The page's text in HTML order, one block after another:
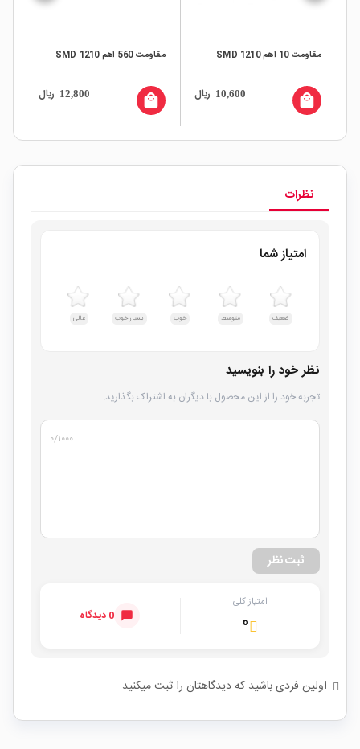
مقاومت 10 اهم SMD 1210
10,600 ریال local_mall
مقاومت 560 اهم SMD 1210
12,800 ریال local_mall
نظرات
امتیاز شما
ضعیف متوسط خوب بسیار خوب عالی
نظر خود را بنویسید
تجربه خود را از این محصول با دیگران به اشتراک بگذارید.
۰/۱۰۰۰
ثبت نظر
امتیاز کلی
۰ 0 دیدگاه
اولین فردی باشید که دیدگاهتان را ثبت میکنید